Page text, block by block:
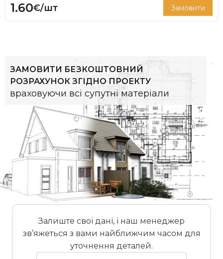
1.60€/шт Замовити
ЗАМОВИТИ БЕЗКОШТОВНИЙ
РОЗРАХУНОК ЗГІДНО ПРОЕКТУ
враховуючи всі супутні матеріали
Залиште свої дані, і наш менеджер
зв’яжеться з вами найближчим часом для
уточнення деталей.